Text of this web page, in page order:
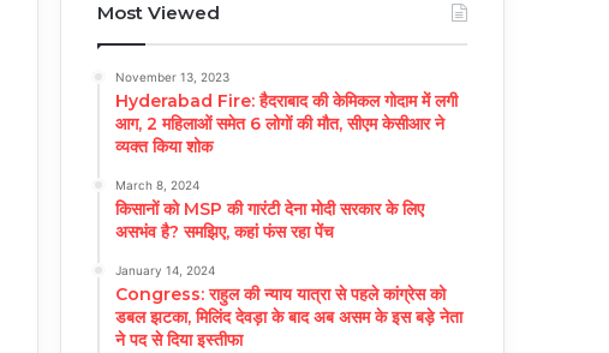
Most Viewed
November 13, 2023
Hyderabad Fire: हैदराबाद की केमिकल गोदाम में लगी
आग, 2 महिलाओं समेत 6 लोगों की मौत, सीएम केसीआर ने
व्यक्त किया शोक
March 8, 2024
किसानों को MSP की गारंटी देना मोदी सरकार के लिए
असभंव है? समझिए, कहां फंस रहा पेंच
January 14, 2024
Congress: राहुल की न्याय यात्रा से पहले कांग्रेस को
डबल झटका, मिलिंद देवड़ा के बाद अब असम के इस बड़े नेता
ने पद से दिया इस्तीफा